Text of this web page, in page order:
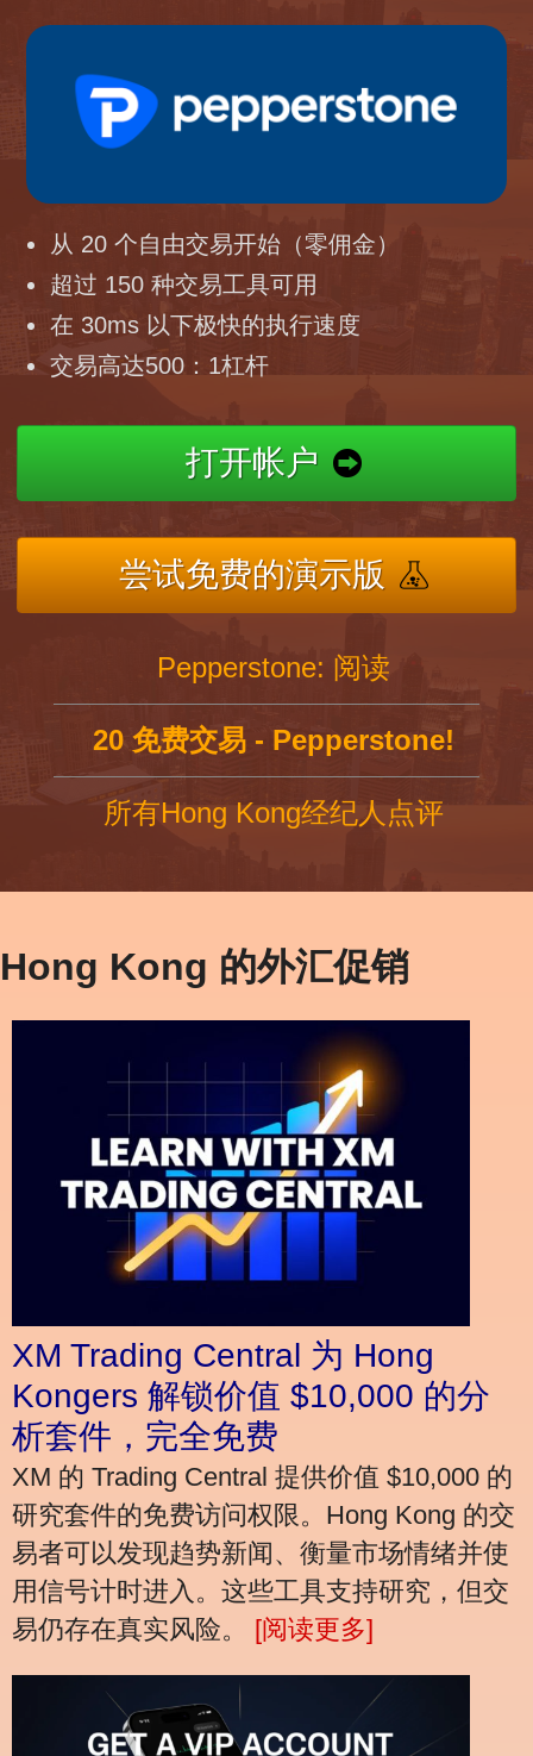
从 20 个自由交易开始（零佣金）
超过 150 种交易工具可用
在 30ms 以下极快的执行速度
交易高达500：1杠杆
打开帐户
尝试免费的演示版
Pepperstone: 阅读
20 免费交易 - Pepperstone!
所有Hong Kong经纪人点评
Hong Kong 的外汇促销
XM Trading Central 为 Hong
Kongers 解锁价值 $10,000 的分
析套件，完全免费
XM 的 Trading Central 提供价值 $10,000 的
研究套件的免费访问权限。Hong Kong 的交
易者可以发现趋势新闻、衡量市场情绪并使
用信号计时进入。这些工具支持研究，但交
易仍存在真实风险。 [阅读更多]